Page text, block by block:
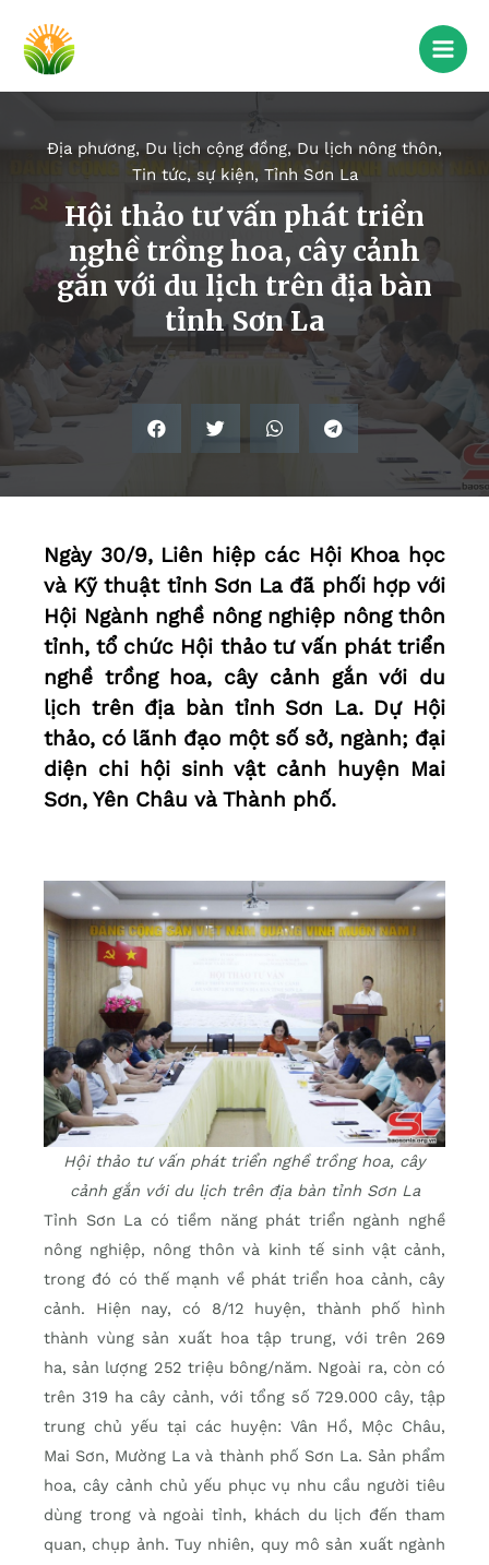
Địa phương, Du lịch cộng đồng,Du lịch nông thôn,
Tin tức, sự kiện, Tỉnh Sơn La
Hội thảo tư vấn phát triển
nghề trồng hoa, cây cảnh
gắn với du lịch trên địa bàn
tỉnh Sơn La
Ngày 30/9, Liên hiệp các Hội Khoa học
và Kỹ thuật tỉnh Sơn La đã phối hợp với
Hội Ngành nghề nông nghiệp nông thôn
tỉnh, tổ chức Hội thảo tư vấn phát triển
nghề trồng hoa, cây cảnh gắn với du
lịch trên địa bàn tỉnh Sơn La. Dự Hội
thảo, có lãnh đạo một số sở, ngành; đại
diện chi hội sinh vật cảnh huyện Mai
Sơn, Yên Châu và Thành phố.
Hội thảo tư vấn phát triển nghề trồng hoa, cây
cảnh gắn với du lịch trên địa bàn tỉnh Sơn La
Tỉnh Sơn La có tiềm năng phát triển ngành nghề
nông nghiệp, nông thôn và kinh tế sinh vật cảnh,
trong đó có thế mạnh về phát triển hoa cảnh, cây
cảnh. Hiện nay, có 8/12 huyện, thành phố hình
thành vùng sản xuất hoa tập trung, với trên 269
ha, sản lượng 252 triệu bông/năm. Ngoài ra, còn có
trên 319 ha cây cảnh, với tổng số 729.000 cây, tập
trung chủ yếu tại các huyện: Vân Hồ, Mộc Châu,
Mai Sơn, Mường La và thành phố Sơn La. Sản phẩm
hoa, cây cảnh chủ yếu phục vụ nhu cầu người tiêu
dùng trong và ngoài tỉnh, khách du lịch đến tham
quan, chụp ảnh. Tuy nhiên, quy mô sản xuất ngành